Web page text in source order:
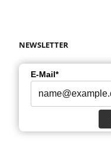
NEWSLETTER
E-Mail*